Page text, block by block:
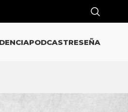
PODCASTRESEÑA